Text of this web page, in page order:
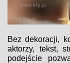
Bez dekoracji,
aktorzy, tekst,
podejście